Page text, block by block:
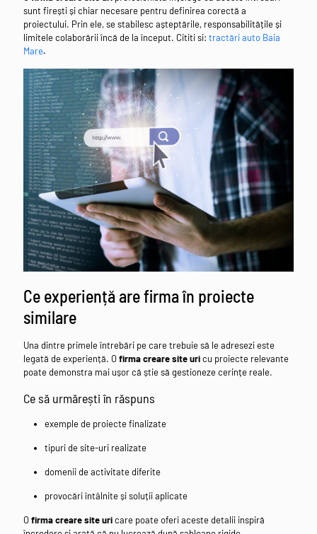
sunt firești și chiar necesare pentru definirea corectă a
proiectului. Prin ele, se stabilesc așteptările, responsabilitățile și
limitele colaborării încă de la început. Cititi si: tractări auto Baia
Mare.
Ce experiență are firma în proiecte
similare
Una dintre primele întrebări pe care trebuie să le adresezi este
legată de experiență. Ofirma creare site uricu proiecte relevante
poate demonstra mai ușor că știe să gestioneze cerințe reale.
Ce să urmărești în răspuns
exemple de proiecte finalizate
tipuri de site-uri realizate
domenii de activitate diferite
provocări întâlnite și soluții aplicate
Ofirma creare site uricare poate oferi aceste detalii inspiră